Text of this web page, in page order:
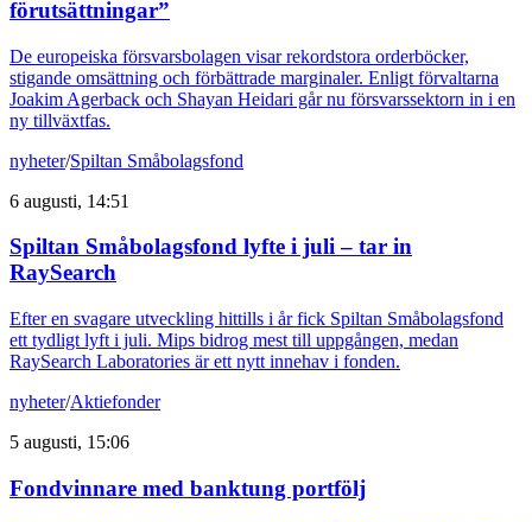
förutsättningar”
De europeiska försvarsbolagen visar rekordstora orderböcker,
stigande omsättning och förbättrade marginaler. Enligt förvaltarna
Joakim Agerback och Shayan Heidari går nu försvarssektorn in i en
ny tillväxtfas.
nyheter/Spiltan Småbolagsfond
6 augusti, 14:51
Spiltan Småbolagsfond lyfte i juli – tar in
RaySearch
Efter en svagare utveckling hittills i år fick Spiltan Småbolagsfond
ett tydligt lyft i juli. Mips bidrog mest till uppgången, medan
RaySearch Laboratories är ett nytt innehav i fonden.
nyheter/Aktiefonder
5 augusti, 15:06
Fondvinnare med banktung portfölj